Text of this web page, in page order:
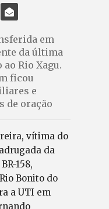
em
da última
Rio Xagu.
ficou
e
de oração
vítima do
da
158,
Bonito do
a UTI em